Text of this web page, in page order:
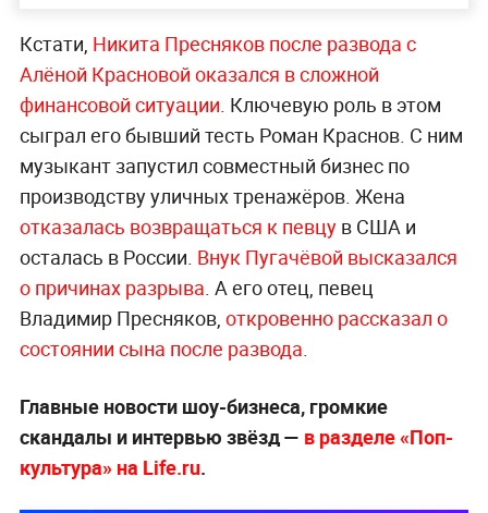
Кстати, Никита Пресняков после развода с
Алёной Красновой оказался в сложной
финансовой ситуации. Ключевую роль в этом
сыграл его бывший тесть Роман Краснов. С ним
музыкант запустил совместный бизнес по
производству уличных тренажёров. Жена
отказалась возвращаться к певцу в США и
осталась в России. Внук Пугачёвой высказался
о причинах разрыва. А его отец, певец
Владимир Пресняков, откровенно рассказал о
состоянии сына после развода.
Главные новости шоу-бизнеса, громкие
скандалы и интервью звёзд — в разделе «Поп-
культура» на Life.ru.